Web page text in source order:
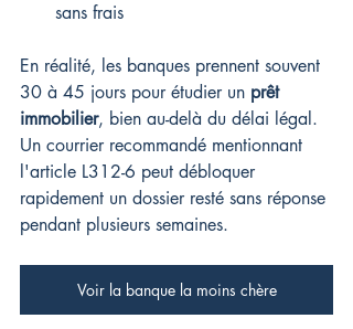
sans frais
En réalité, les banques prennent souvent
30 à 45 jours pour étudier un prêt
immobilier, bien au-delà du délai légal.
Un courrier recommandé mentionnant
l'article L312-6 peut débloquer
rapidement un dossier resté sans réponse
pendant plusieurs semaines.
Voir la banque la moins chère